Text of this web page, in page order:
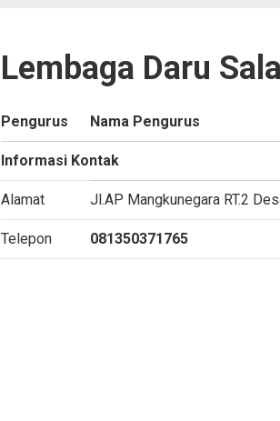
Lembaga Daru
Pengurus Nama Pengurus
Informasi Kontak
Alamat Jl.AP Mangkunegara RT.2
Telepon 081350371765